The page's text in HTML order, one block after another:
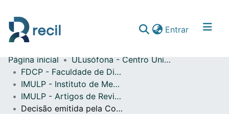
Entrar(current)
Comunidades & Coleções
Percorrer repositório
Estatísticas
Página inicial
ULusófona - Centro Universitário do Porto
FDCP - Faculdade de Direito e Ciência Política
IMULP - Instituto de Mediação da Universidade Lusófona do Porto
IMULP - Artigos de Revistas Internacionais com Arbitragem Científica
Decisão emitida pela Corte Interamericana de Direitos Humanos em 31 de agosto de 2022 sobre o caso Habbal e Outros c. Argentina